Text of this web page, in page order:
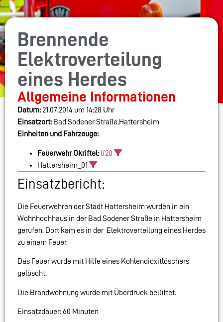
Brennende
Elektroverteilung
eines Herdes
Allgemeine Informationen
Datum: 21.07.2014 um 14:28 Uhr
Einsatzort: Bad Sodener Straße,Hattersheim
Einheiten und Fahrzeuge:
Feuerwehr Okriftel: lf20
Hattersheim_01
Einsatzbericht:
Die Feuerwehren der Stadt Hattersheim wurden in ein
Wohnhochhaus in der Bad Sodener Straße in Hattersheim
gerufen. Dort kam es in der Elektroverteilung eines Herdes
zu einem Feuer.
Das Feuer wurde mit Hilfe eines Kohlendioxitlöschers
gelöscht.
Die Brandwohnung wurde mit Überdruck belüftet.
Einsatzdauer: 60 Minuten